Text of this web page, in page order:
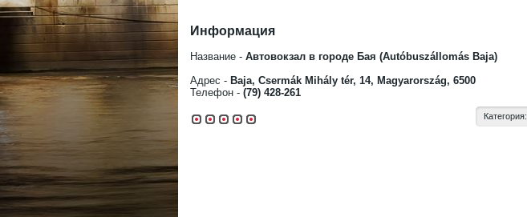
Информация
Название - Автовокзал в городе Бая (Autóbuszállomás Baja)
Адрес - Baja, Csermák Mihály tér, 14, Magyarország, 6500
Телефон - (79) 428-261
Категория: